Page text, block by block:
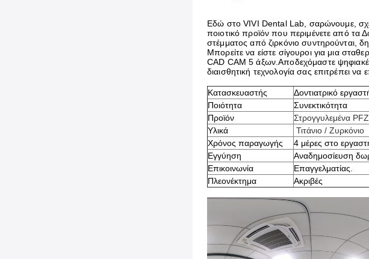
Εδώ στο VIVI Dental Lab, σαρώνουμε,
ποιοτικό προϊόν που περιμένετε από τα
στέμματος από ζιρκόνιο συντηρούνται,
Μπορείτε να είστε σίγουροι για μια
CAD CAM 5 άξων.Αποδεχόμαστε
διαισθητική τεχνολογία σας επιτρέπει
Κατασκευαστής
Δοντιατρικό
Ποιότητα
Συνεκτικότητα
Προϊόν
Στρογγυλεμένα PFZ
Υλικά
Τιτάνιο / Ζυρκόνιο
Χρόνος παραγωγής
4 μέρες στο
Εγγύηση
Αναδημοσίευση
Επικοινωνία
Επαγγελματίας.
Πλεονέκτημα
Ακριβές